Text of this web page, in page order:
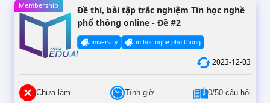
Membership
Đề thi, bài tập trắc nghiệm Tin học nghề
phổ thông online - Đề #2
university tin-hoc-nghe-pho-thong
2023-12-03
Chưa làm Tính giờ 0/50 câu hỏi